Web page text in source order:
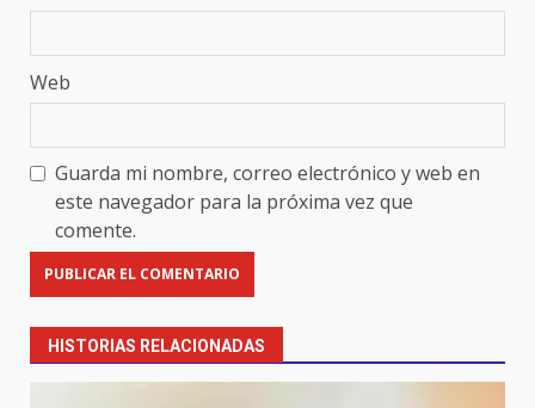
Web
Guarda mi nombre, correo electrónico y web en
este navegador para la próxima vez que
comente.
HISTORIAS RELACIONADAS